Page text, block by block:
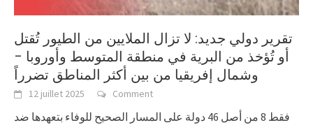
تقرير دولي جديد: لا تزال الملايين من الطيور تُقتل
أو تُؤخذ من البرية في منطقة المتوسط وأوروبا –
وشمال إفريقيا من بين أكثر المناطق تضرراً
12 juillet 2025 Comment
فقط 8 من أصل 46 دولة على المسار الصحيح للوفاء بتعهدها ضد